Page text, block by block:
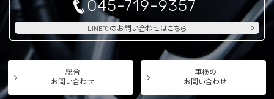
045-719-9357
LINEでのお問い合わせはこちら
総合
お問い合わせ
車検の
お問い合わせ